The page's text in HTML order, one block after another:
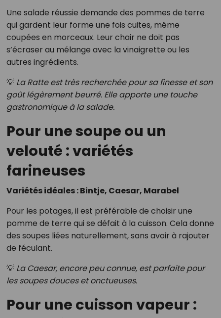
Une salade réussie demande des pommes de terre
qui gardent leur forme une fois cuites, même
coupées en morceaux. Leur chair ne doit pas
s’écraser au mélange avec la vinaigrette ou les
autres ingrédients.
💡 La Ratte est très recherchée pour sa finesse et son
goût légèrement beurré. Elle apporte une touche
gastronomique à la salade.
Pour une soupe ou un
velouté : variétés
farineuses
Variétés idéales : Bintje, Caesar, Marabel
Pour les potages, il est préférable de choisir une
pomme de terre qui se défait à la cuisson. Cela donne
des soupes liées naturellement, sans avoir à rajouter
de féculant.
💡 La Caesar, encore peu connue, est parfaite pour
les soupes douces et onctueuses.
Pour une cuisson vapeur :